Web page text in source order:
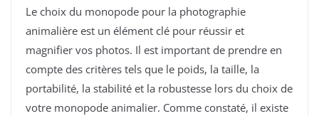
Le choix du monopode pour la photographie
animalière est un élément clé pour réussir et
magnifier vos photos. Il est important de prendre en
compte des critères tels que le poids, la taille, la
portabilité, la stabilité et la robustesse lors du choix de
votre monopode animalier. Comme constaté, il existe